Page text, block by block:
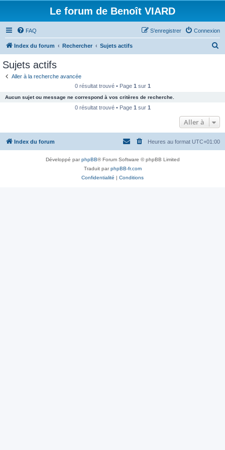
Le forum de Benoît VIARD
FAQ Connexion
S’enregistrer
Index du forum Rechercher Sujets actifs
c
e
Sujets actifs
Aller à la recherche avancée
0 résultat trouvé • Page 1 sur 1
Aucun sujet ou message ne correspond à vos critères de recherche.
0 résultat trouvé • Page 1 sur 1
Aller à
Index du forum Heures au format UTC+01:00
Développé parphpBB® Forum Software © phpBB Limited
Traduit parphpBB-fr.com
Confidentialité | Conditions